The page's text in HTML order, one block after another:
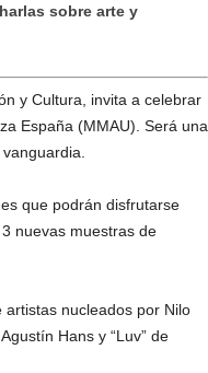
sobre arte y
y Cultura, invita a celebrar
España (MMAU). Será una
que podrán disfrutarse
nuevas muestras de
artistas nucleados por Nilo
Hans y “Luv” de